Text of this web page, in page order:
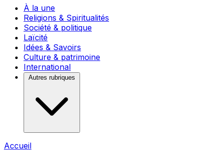
À la une
Religions & Spiritualités
Société & politique
Laïcité
Idées & Savoirs
Culture & patrimoine
International
Autres rubriques
Accueil